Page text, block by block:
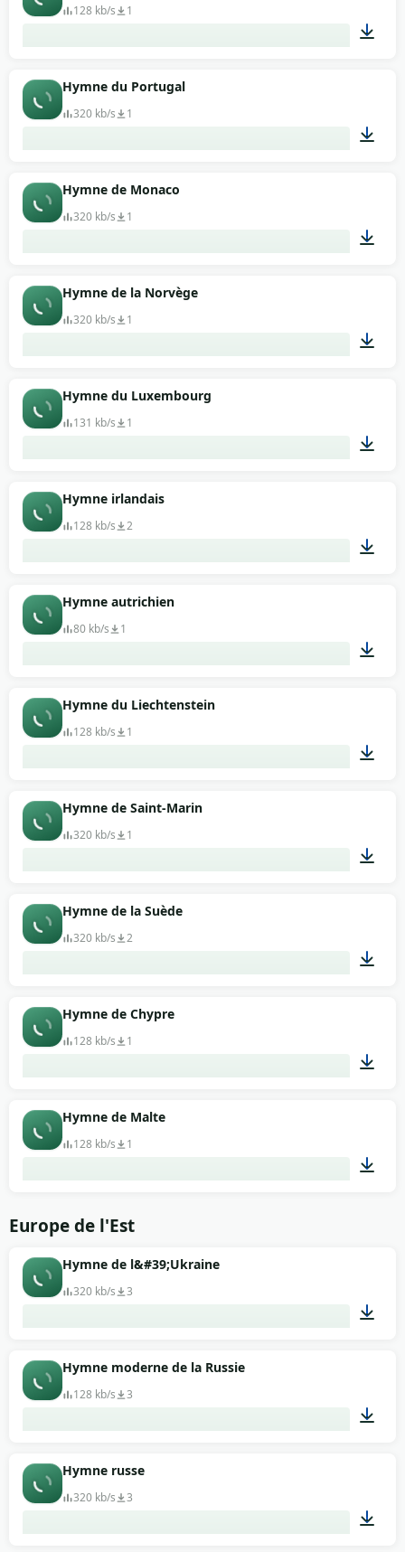
128 kb/s 1
Hymne du Portugal
320 kb/s 1
Hymne de Monaco
320 kb/s 1
Hymne de la Norvège
320 kb/s 1
Hymne du Luxembourg
131 kb/s 1
Hymne irlandais
128 kb/s 2
Hymne autrichien
80 kb/s 1
Hymne du Liechtenstein
128 kb/s 1
Hymne de Saint-Marin
320 kb/s 1
Hymne de la Suède
320 kb/s 2
Hymne de Chypre
128 kb/s 1
Hymne de Malte
128 kb/s 1
Europe de l'Est
Hymne de l&#39;Ukraine
320 kb/s 3
Hymne moderne de la Russie
128 kb/s 3
Hymne russe
320 kb/s 3